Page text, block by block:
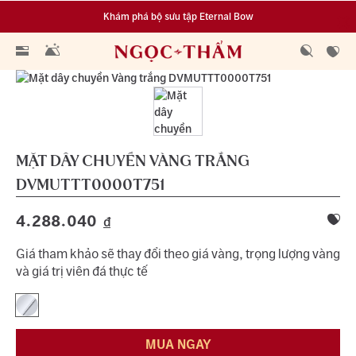
Khám phá bộ sưu tập Eternal Bow
Đa dạng lựa chọn tích luỹ từ 0.1 chỉ vàng 999.9
MẶT DÂY CHUYỀN VÀNG TRẮNG
DVMUTTT0000T751
4.288.040 đ
Giá tham khảo sẽ thay đổi theo giá vàng, trọng lượng vàng
và giá trị viên đá thực tế
MUA NGAY